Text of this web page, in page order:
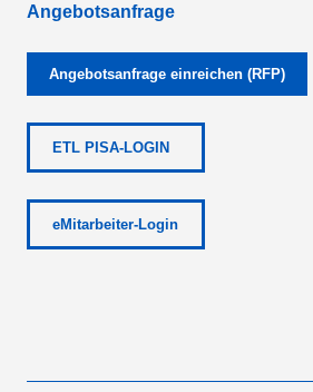
Angebotsanfrage
Angebotsanfrage einreichen (RFP)
ETL PISA-LOGIN
eMitarbeiter-Login